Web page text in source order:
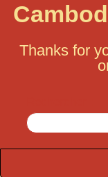
Thanks for